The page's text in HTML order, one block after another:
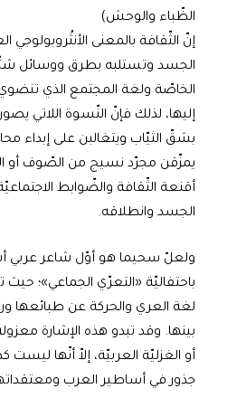
الظّباء والوحش)
إنّ الثّقافة بالمعنى
الجسد وتستلبه بطرق ووسائل
الخاصّة ولغة المجتمع الذي
إليها، لذلك فإنّ النّسوة اللاتي
بشقّ الثيّاب ويتغالبن على إبداء
يمزّقن مجرّد نسيج من الصّوف أو
أقنعة الثّقافة والضّوابط
الجسد وانطلاقه.
ولعلّ سحيما هو أوّل شاعر عربي
باحتفاليّة «التعرّي الجماعي»؛ حيث
لغة العري والحركة عن طبائعها
بينها. وقد تبدو هذه الإشارة
أو الغزليّة العربيّة، إلاّ أنّها
جذور في أساطير العرب